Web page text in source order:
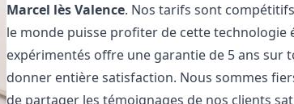
Marcel lès Valence. Nos tarifs sont
le monde puisse profiter de cette
expérimentés offre une garantie de 5 ans sur
donner entière satisfaction. Nous sommes
de partager les témoignages de nos clients